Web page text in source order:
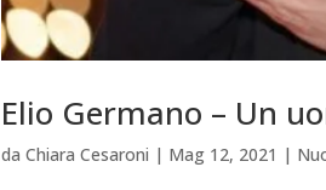
Elio Germano – Un
daChiara Cesaroni | Mag 12, 2021 |